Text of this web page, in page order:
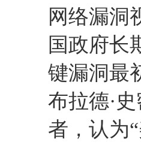
网络漏洞
国政府长
键漏洞最
布拉德·
者，认为